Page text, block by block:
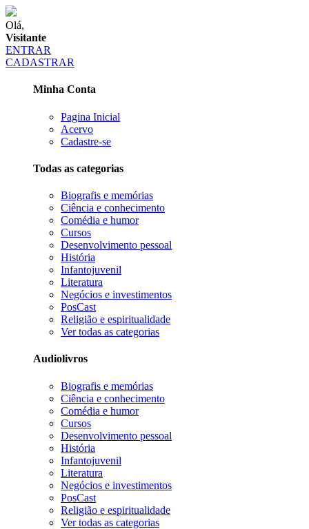
Olá,
Visitante
ENTRAR
CADASTRAR
Minha Conta
Pagina Inicial
Acervo
Cadastre-se
Todas as categorias
Biografis e memórias
Ciência e conhecimento
Comédia e humor
Cursos
Desenvolvimento pessoal
História
Infantojuvenil
Literatura
Negócios e investimentos
PosCast
Religião e espiritualidade
Ver todas as categorias
Audiolivros
Biografis e memórias
Ciência e conhecimento
Comédia e humor
Cursos
Desenvolvimento pessoal
História
Infantojuvenil
Literatura
Negócios e investimentos
PosCast
Religião e espiritualidade
Ver todas as categorias